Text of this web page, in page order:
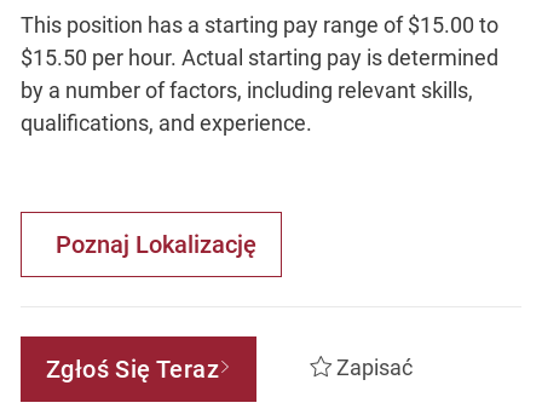
This position has a starting pay range of $15.00 to
$15.50 per hour. Actual starting pay is determined
by a number of factors, including relevant skills,
qualifications, and experience.
Poznaj Lokalizację
Zgłoś Się Teraz Zapisać